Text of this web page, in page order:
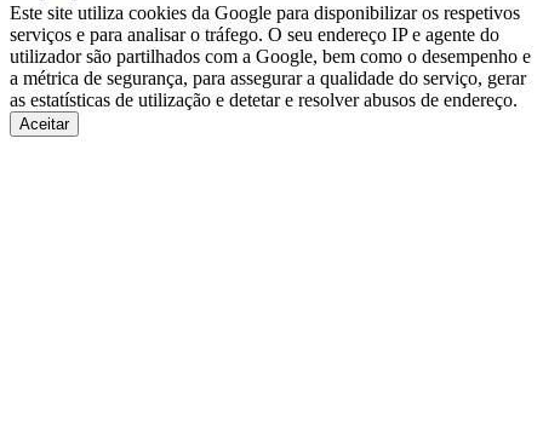
Este site utiliza cookies da Google para disponibilizar os respetivos
serviços e para analisar o tráfego. O seu endereço IP e agente do
utilizador são partilhados com a Google, bem como o desempenho e
a métrica de segurança, para assegurar a qualidade do serviço, gerar
as estatísticas de utilização e detetar e resolver abusos de endereço.
Aceitar